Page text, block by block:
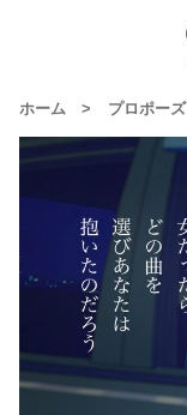
ホーム > プロポーズ